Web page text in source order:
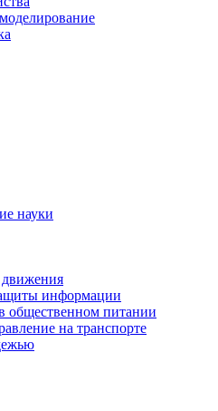
науки
движения
информации
общественном питании
на транспорте